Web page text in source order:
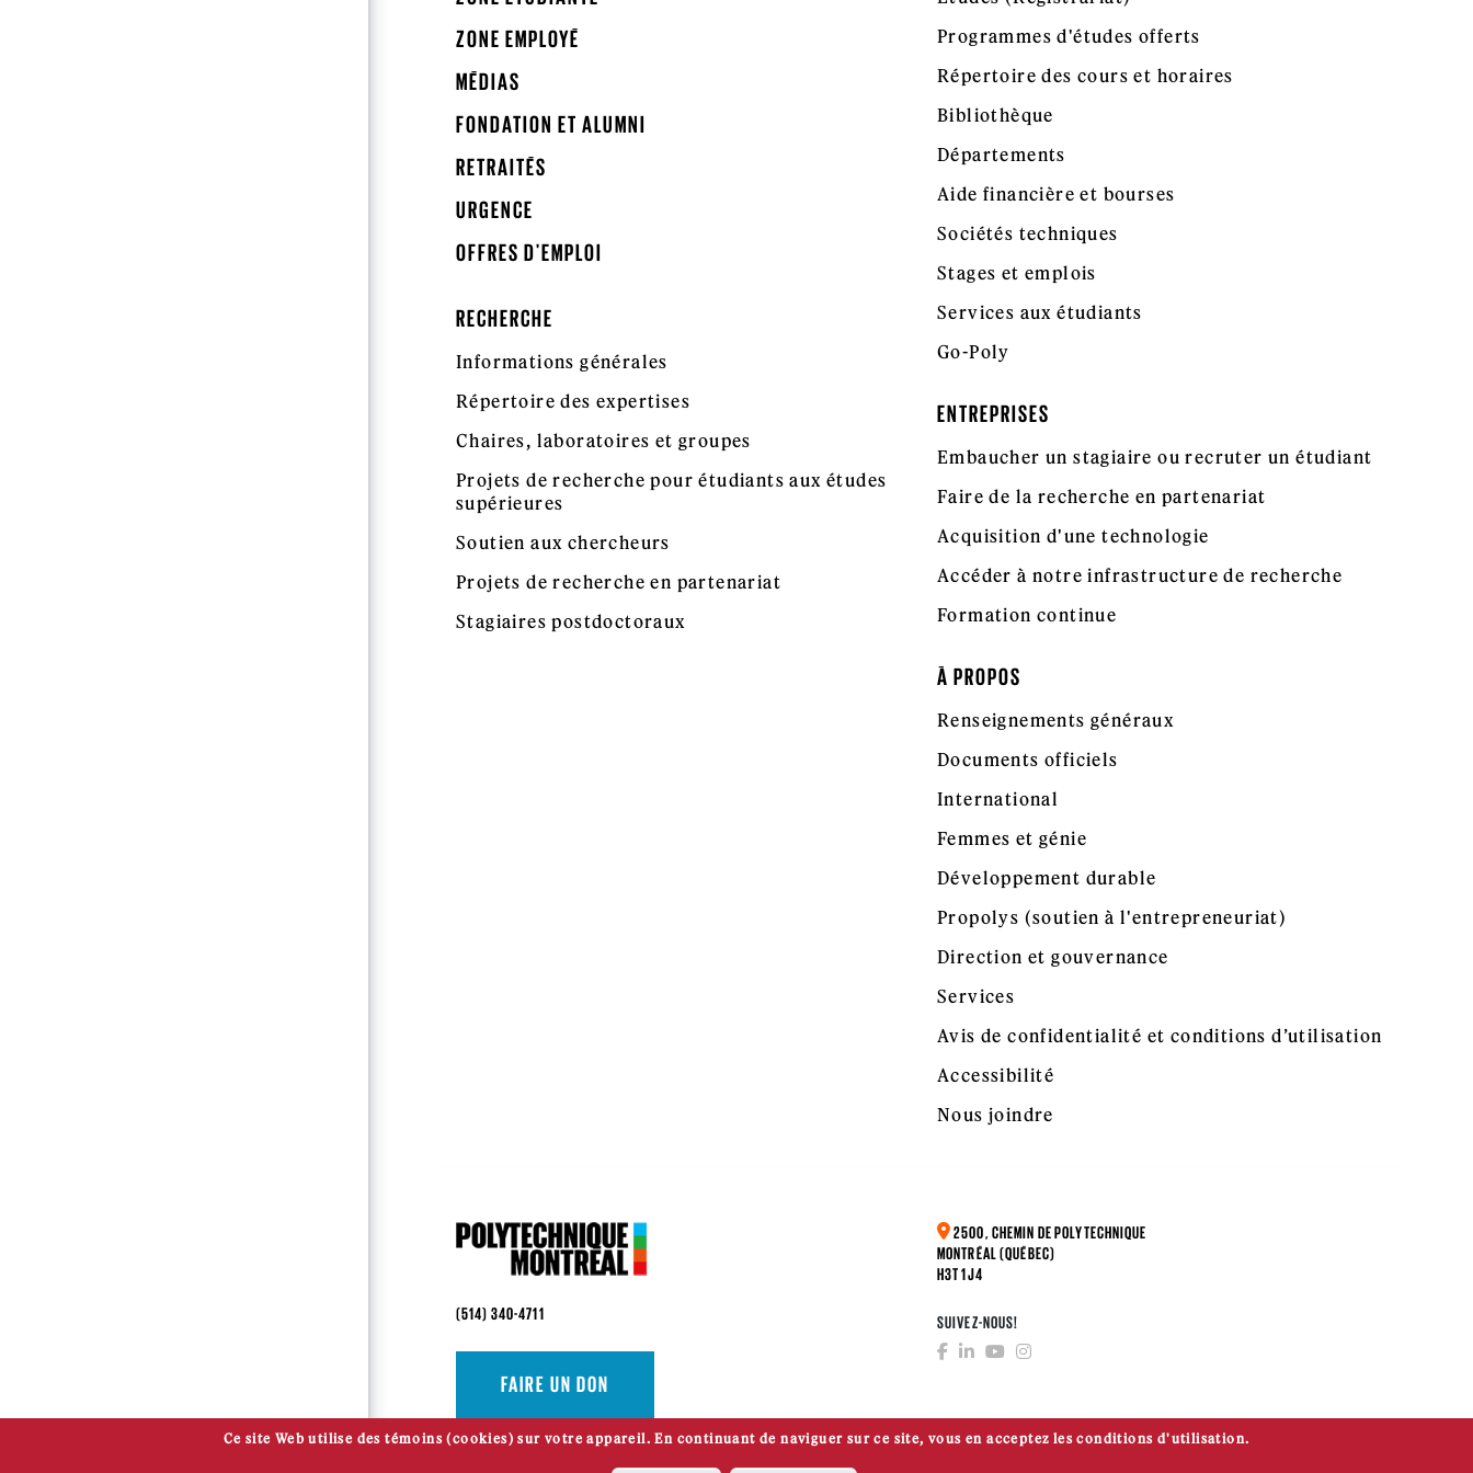
ZONE EMPLOYÉ
MÉDIAS
FONDATION ET ALUMNI
RETRAITÉS
URGENCE
OFFRES D'EMPLOI
Programmes d'études offerts
Répertoire des cours et horaires
Bibliothèque
Départements
Aide financière et bourses
Sociétés techniques
Stages et emplois
Services aux étudiants
Go-Poly
RECHERCHE
Informations générales
Répertoire des expertises
Chaires, laboratoires et groupes
Projets de recherche pour étudiants aux études
supérieures
Soutien aux chercheurs
Projets de recherche en partenariat
Stagiaires postdoctoraux
ENTREPRISES
Embaucher un stagiaire ou recruter un étudiant
Faire de la recherche en partenariat
Acquisition d'une technologie
Accéder à notre infrastructure de recherche
Formation continue
À PROPOS
Renseignements généraux
Documents officiels
International
Femmes et génie
Développement durable
Propolys (soutien à l'entrepreneuriat)
Direction et gouvernance
Services
Avis de confidentialité et conditions d’utilisation
Accessibilité
Nous joindre
2500, CHEMIN DE POLYTECHNIQUE
MONTRÉAL (QUÉBEC)
H3T 1J4
(514) 340-4711 SUIVEZ-NOUS!
FAIRE UN DON
Ce site Web utilise des témoins (cookies) sur votre appareil. En continuant de naviguer sur ce site, vous en acceptez les conditions d'utilisation.